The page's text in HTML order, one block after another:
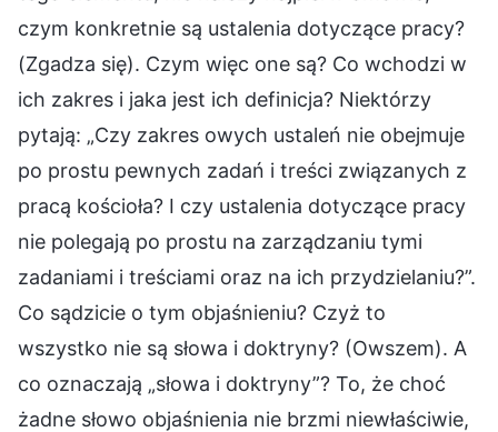
czym konkretnie są ustalenia dotyczące pracy?
(Zgadza się). Czym więc one są? Co wchodzi w
ich zakres i jaka jest ich definicja? Niektórzy
pytają: „Czy zakres owych ustaleń nie obejmuje
po prostu pewnych zadań i treści związanych z
pracą kościoła? I czy ustalenia dotyczące pracy
nie polegają po prostu na zarządzaniu tymi
zadaniami i treściami oraz na ich przydzielaniu?”.
Co sądzicie o tym objaśnieniu? Czyż to
wszystko nie są słowa i doktryny? (Owszem). A
co oznaczają „słowa i doktryny”? To, że choć
żadne słowo objaśnienia nie brzmi niewłaściwie,